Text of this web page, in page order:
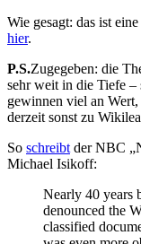
Wie gesagt: das ist
hier.
P.S.Zugegeben: die
sehr weit in die Tiefe
gewinnen viel an
derzeit sonst zu
So schreibt der NBC
Michael Isikoff:
Nearly 40 years
denounced the
classified